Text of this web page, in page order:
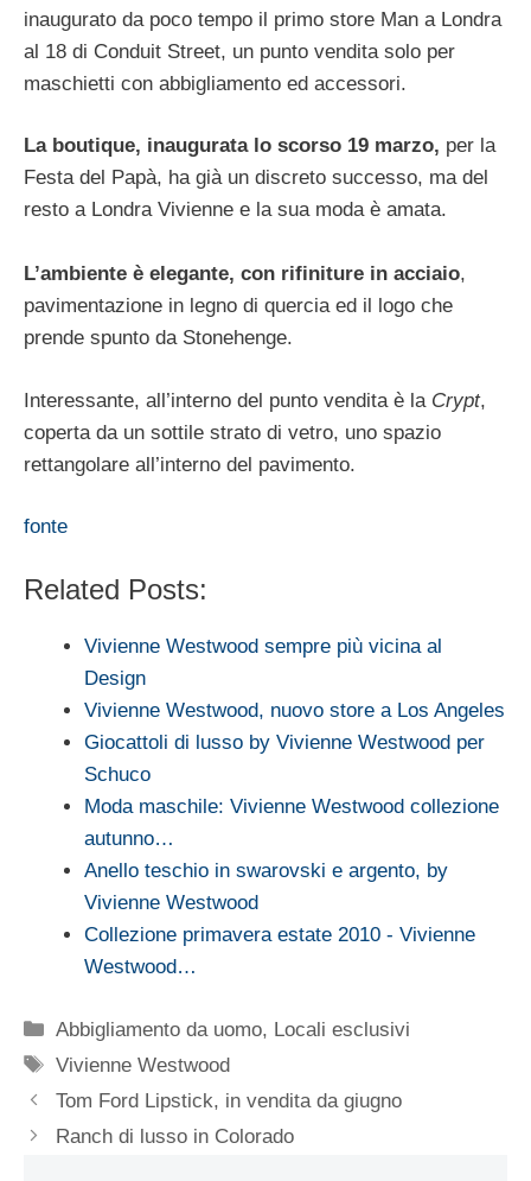
inaugurato da poco tempo il primo store Man a Londra
al 18 di Conduit Street, un punto vendita solo per
maschietti con abbigliamento ed accessori.
La boutique, inaugurata lo scorso 19 marzo, per la
Festa del Papà, ha già un discreto successo, ma del
resto a Londra Vivienne e la sua moda è amata.
L’ambiente è elegante, con rifiniture in acciaio,
pavimentazione in legno di quercia ed il logo che
prende spunto da Stonehenge.
Interessante, all’interno del punto vendita è la Crypt,
coperta da un sottile strato di vetro, uno spazio
rettangolare all’interno del pavimento.
fonte
Related Posts:
Vivienne Westwood sempre più vicina al
Design
Vivienne Westwood, nuovo store a Los Angeles
Giocattoli di lusso by Vivienne Westwood per
Schuco
Moda maschile: Vivienne Westwood collezione
autunno…
Anello teschio in swarovski e argento, by
Vivienne Westwood
Collezione primavera estate 2010 - Vivienne
Westwood…
Categorie
Abbigliamento da uomo, Locali esclusivi
Tag
Vivienne Westwood
Tom Ford Lipstick, in vendita da giugno
Ranch di lusso in Colorado